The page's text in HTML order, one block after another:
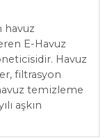
havuz
E-Havuz
Havuz
filtrasyon
temizleme
aşkın